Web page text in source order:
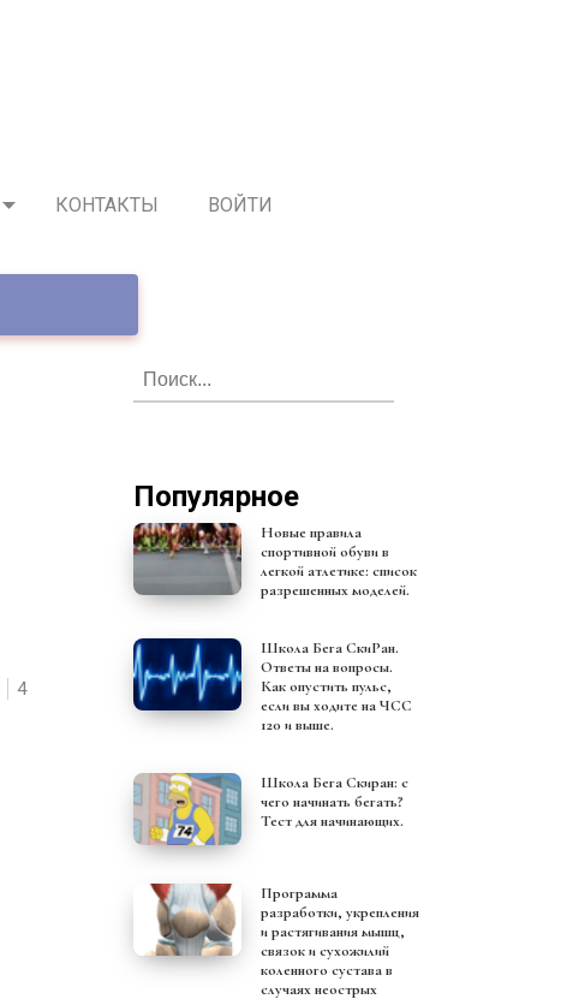
КОНТАКТЫ ВОЙТИ
4
Популярное
Новые правила
спортивной обуви в
легкой атлетике: список
разрешенных моделей.
Школа Бега СкиРан.
Ответы на вопросы.
Как опустить пульс,
если вы ходите на ЧСС
120 и выше.
Школа Бега Скиран: с
чего начинать бегать?
Тест для начинающих.
Программа
разработки, укрепления
и растягивания мышц,
связок и сухожилий
коленного сустава в
случаях неострых